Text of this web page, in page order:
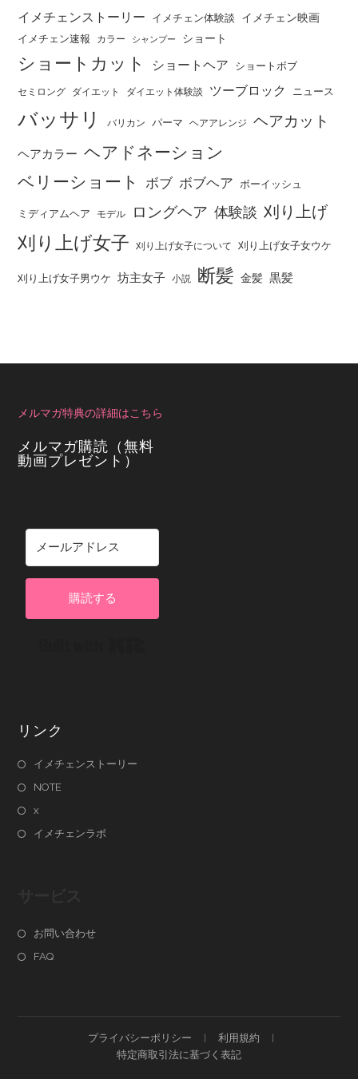
イメチェンストーリー イメチェン体験談 イメチェン映画
イメチェン速報 カラー シャンプー ショート
ショートカット ショートヘア ショートボブ
セミロング ダイエット ダイエット体験談 ツーブロック ニュース
バッサリ バリカン パーマ ヘアアレンジ ヘアカット
ヘアカラー ヘアドネーション
ベリーショート
ボブ ボブヘア ボーイッシュ
ミディアムヘア モデル ロングヘア 体験談 刈り上げ
刈り上げ女子 刈り上げ女子について 刈り上げ女子女ウケ
刈り上げ女子男ウケ 坊主女子 小説 断髪 金髪 黒髪
メルマガ特典の詳細はこちら
メルマガ購読（無料
動画プレゼント）
購読する
リンク
イメチェンストーリー
NOTE
x
イメチェンラボ
お問い合わせ
FAQ
プライバシーポリシー
利用規約
特定商取引法に基づく表記